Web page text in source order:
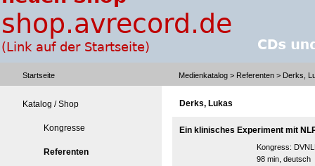
Startseite Medienkatalog > Referenten > Derks,
Katalog / Shop
Kongresse
Referenten
Derks, Lukas
Ein klinisches Experiment mit
Kongress:
98 min, deutsch